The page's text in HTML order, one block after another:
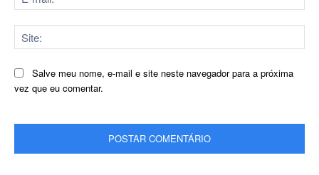
Salve meu nome, e-mail e site neste navegador para a próxima
vez que eu comentar.